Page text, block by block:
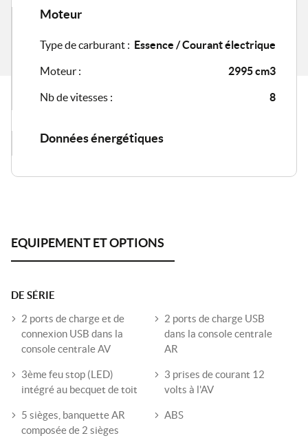
Moteur
Type de carburant : Essence / Courant électrique
Moteur : 2995 cm3
Nb de vitesses : 8
Données énergétiques
DE SÉRIE
2 ports de charge et de
connexion USB dans la
console centrale AV
2 ports de charge USB
dans la console centrale
AR
3ème feu stop (LED)
intégré au becquet de toit
3 prises de courant 12
volts à l'AV
5 sièges, banquette AR
composée de 2 sièges
ABS